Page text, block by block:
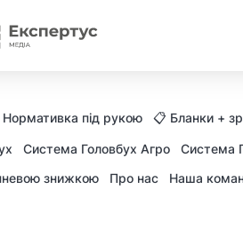
Нормативка під рукою 📋 Бланки +
Система Головбух Агро
Система
знижкою Про нас Наша